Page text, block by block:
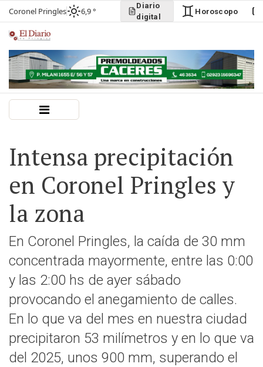
Coronel Pringles 6,9 °
Diario
digital
Horoscopo
Intensa precipitación
en Coronel Pringles y
la zona
En Coronel Pringles, la caída de 30 mm
concentrada mayormente, entre las 0:00
y las 2:00 hs de ayer sábado
provocando el anegamiento de calles.
En lo que va del mes en nuestra ciudad
precipitaron 53 milímetros y en lo que va
del 2025, unos 900 mm, superando el